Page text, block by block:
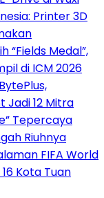
Printer 3D
“Fields Medal”,
di ICM 2026
Jadi 12 Mitra
Tepercaya
Riuhnya
FIFA World
Kota Tuan